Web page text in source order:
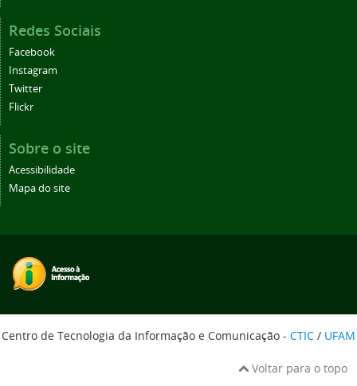
Redes Sociais
Facebook
Instagram
Twitter
Flickr
Sobre o site
Acessibilidade
Mapa do site
Centro de Tecnologia da Informação e Comunicação - CTIC / UFAM
Voltar para o topo